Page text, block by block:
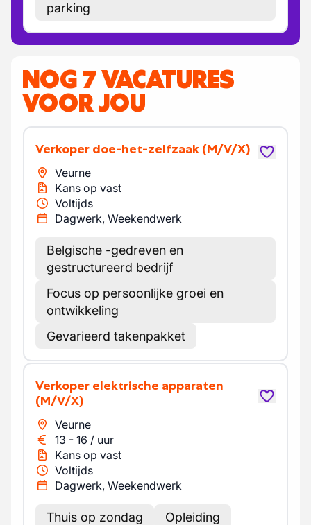
parking
NOG 7 VACATURES
VOOR JOU
Verkoper doe-het-zelfzaak (M/V/X)
Veurne
Kans op vast
Voltijds
Dagwerk, Weekendwerk
Belgische -gedreven en
gestructureerd bedrijf
Focus op persoonlijke groei en
ontwikkeling
Gevarieerd takenpakket
Verkoper elektrische apparaten
(M/V/X)
Veurne
13 - 16 / uur
Kans op vast
Voltijds
Dagwerk, Weekendwerk
Thuis op zondag Opleiding